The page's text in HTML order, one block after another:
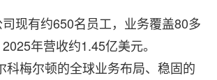
现有约650名员工，业务覆盖80多
年营收约1.45亿美元。
科梅尔顿的全球业务布局、稳固的